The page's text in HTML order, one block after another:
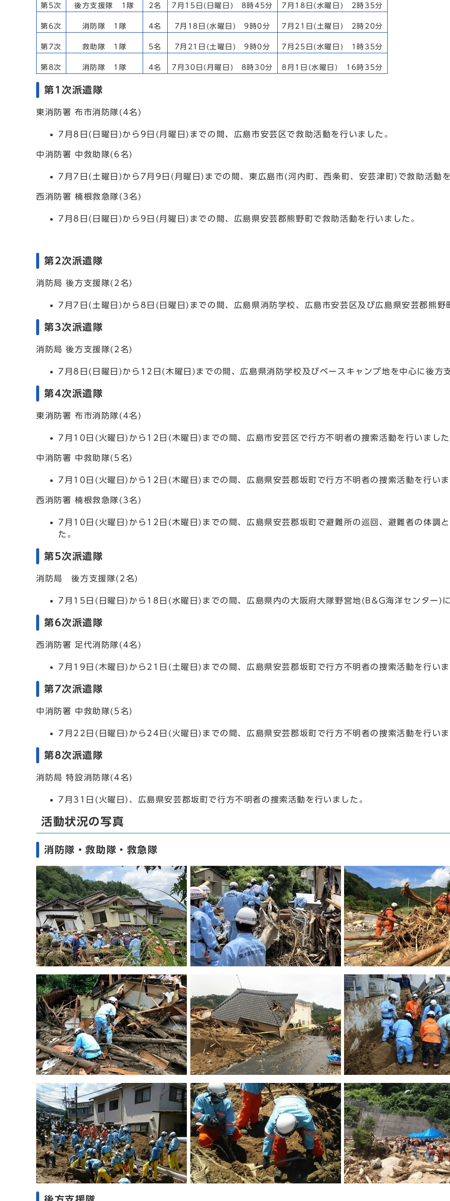
第5次 後方支援隊 1隊 2名 7月15日(日曜日) 8時45分 7月18日(水曜日) 2時35分
第6次 消防隊 1隊 4名 7月18日(水曜日) 9時0分 7月21日(土曜日) 2時20分
第7次 救助隊 1隊 5名 7月21日(土曜日) 9時0分 7月25日(水曜日) 1時35分
第8次 消防隊 1隊 4名 7月30日(月曜日) 8時30分 8月1日(水曜日) 16時35分
第1次派遣隊
東消防署 布市消防隊(4名)
7月8日(日曜日)から9日(月曜日)までの間、広島市安芸区で救助活動を行いました。
中消防署 中救助隊(6名)
7月7日(土曜日)から7月9日(月曜日)までの間、東広島市(河内町、西条町、安芸津町)で救助活動を
西消防署 楠根救急隊(3名)
7月8日(日曜日)から9日(月曜日)までの間、広島県安芸郡熊野町で救助活動を行いました。
第2次派遣隊
消防局 後方支援隊(2名)
7月7日(土曜日)から8日(日曜日)までの間、広島県消防学校、広島市安芸区及び広島県安芸郡熊野
第3次派遣隊
消防局 後方支援隊(2名)
7月8日(日曜日)から12日(木曜日)までの間、広島県消防学校及びベースキャンプ地を中心に後方
第4次派遣隊
東消防署 布市消防隊(4名)
7月10日(火曜日)から12日(木曜日)までの間、広島市安芸区で行方不明者の捜索活動を行いました
中消防署 中救助隊(5名)
7月10日(火曜日)から12日(木曜日)までの間、広島県安芸郡坂町で行方不明者の捜索活動を行いま
西消防署 楠根救急隊(3名)
7月10日(火曜日)から12日(木曜日)までの間、広島県安芸郡坂町で避難所の巡回、避難者の体調
た。
第5次派遣隊
消防局 後方支援隊(2名)
7月15日(日曜日)から18日(水曜日)までの間、広島県内の大阪府大隊野営地(B&G海洋センター)に
第6次派遣隊
西消防署 足代消防隊(4名)
7月19日(木曜日)から21日(土曜日)までの間、広島県安芸郡坂町で行方不明者の捜索活動を行いま
第7次派遣隊
中消防署 中救助隊(5名)
7月22日(日曜日)から24日(火曜日)までの間、広島県安芸郡坂町で行方不明者の捜索活動を行いま
第8次派遣隊
消防局 特設消防隊(4名)
7月31日(火曜日)、広島県安芸郡坂町で行方不明者の捜索活動を行いました。
活動状況の写真
消防隊・救助隊・救急隊